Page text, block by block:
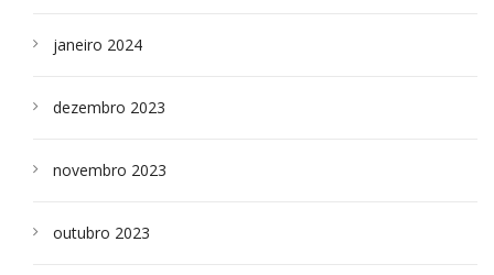
janeiro 2024
dezembro 2023
novembro 2023
outubro 2023